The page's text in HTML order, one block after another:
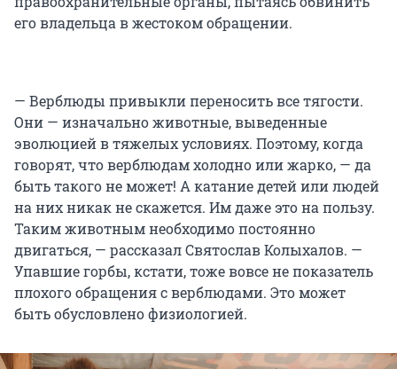
его владельца в жестоком обращении.
— Верблюды привыкли переносить все тягости.
Они — изначально животные, выведенные
эволюцией в тяжелых условиях. Поэтому, когда
говорят, что верблюдам холодно или жарко, — да
быть такого не может! А катание детей или людей
на них никак не скажется. Им даже это на пользу.
Таким животным необходимо постоянно
двигаться, — рассказал Святослав Колыхалов. —
Упавшие горбы, кстати, тоже вовсе не показатель
плохого обращения с верблюдами. Это может
быть обусловлено физиологией.